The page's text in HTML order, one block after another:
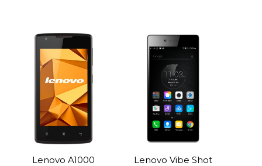
Lenovo A1000 Lenovo Vibe Shot